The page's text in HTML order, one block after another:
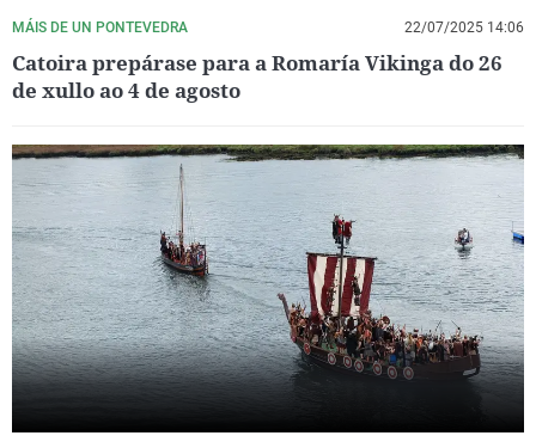
MÁIS DE UN PONTEVEDRA 22/07/2025 14:06
Catoira prepárase para a Romaría Vikinga do 26
de xullo ao 4 de agosto